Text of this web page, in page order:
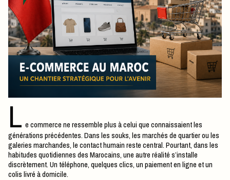
L e commerce ne ressemble plus à celui que connaissaient les
générations précédentes. Dans les souks, les marchés de quartier ou les
galeries marchandes, le contact humain reste central. Pourtant, dans les
habitudes quotidiennes des Marocains, une autre réalité s’installe
discrètement. Un téléphone, quelques clics, un paiement en ligne et un
colis livré à domicile.